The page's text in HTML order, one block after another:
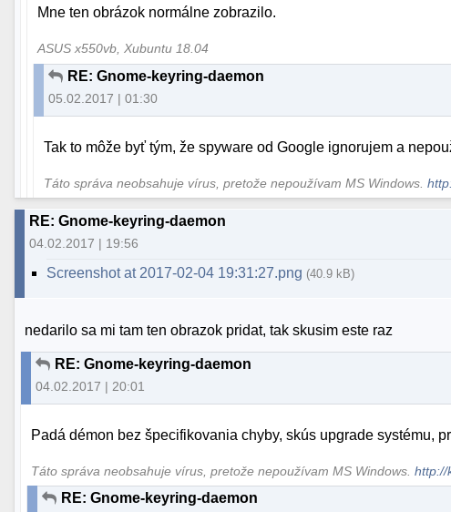
Mne ten obrázok normálne zobrazilo.
ASUS x550vb, Xubuntu 18.04
RE: Gnome-keyring-daemon
05.02.2017 | 01:30
Tak to môže byť tým, že spyware od Google ignorujem a
Táto správa neobsahuje vírus, pretože nepoužívam MS Windows.
RE: Gnome-keyring-daemon
04.02.2017 | 19:56
Screenshot at 2017-02-04 19:31:27.png (40.9 kB)
nedarilo sa mi tam ten obrazok pridat, tak skusim este raz
RE: Gnome-keyring-daemon
04.02.2017 | 20:01
Padá démon bez špecifikovania chyby, skús upgrade systému,
Táto správa neobsahuje vírus, pretože nepoužívam MS Windows.http://
RE: Gnome-keyring-daemon